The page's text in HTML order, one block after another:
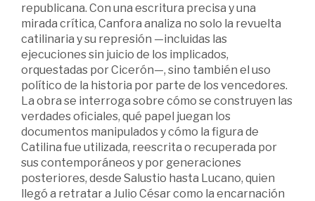
republicana. Con una escritura precisa y una
mirada crítica, Canfora analiza no solo la revuelta
catilinaria y su represión —incluidas las
ejecuciones sin juicio de los implicados,
orquestadas por Cicerón—, sino también el uso
político de la historia por parte de los vencedores.
La obra se interroga sobre cómo se construyen las
verdades oficiales, qué papel juegan los
documentos manipulados y cómo la figura de
Catilina fue utilizada, reescrita o recuperada por
sus contemporáneos y por generaciones
posteriores, desde Salustio hasta Lucano, quien
llegó a retratar a Julio César como la encarnación